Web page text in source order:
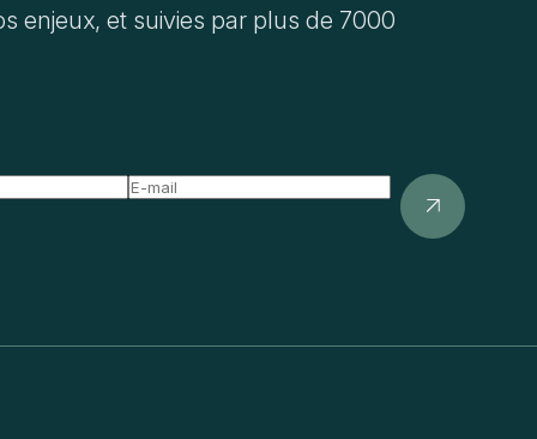
enjeux, et suivies par plus de 7000